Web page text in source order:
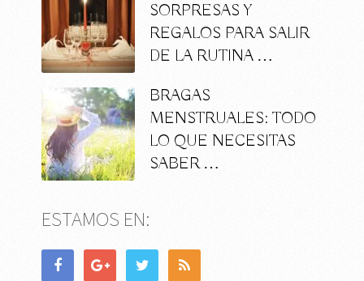
SORPRESAS Y
REGALOS PARA SALIR
DE LA RUTINA …
BRAGAS
MENSTRUALES: TODO
LO QUE NECESITAS
SABER …
ESTAMOS EN: